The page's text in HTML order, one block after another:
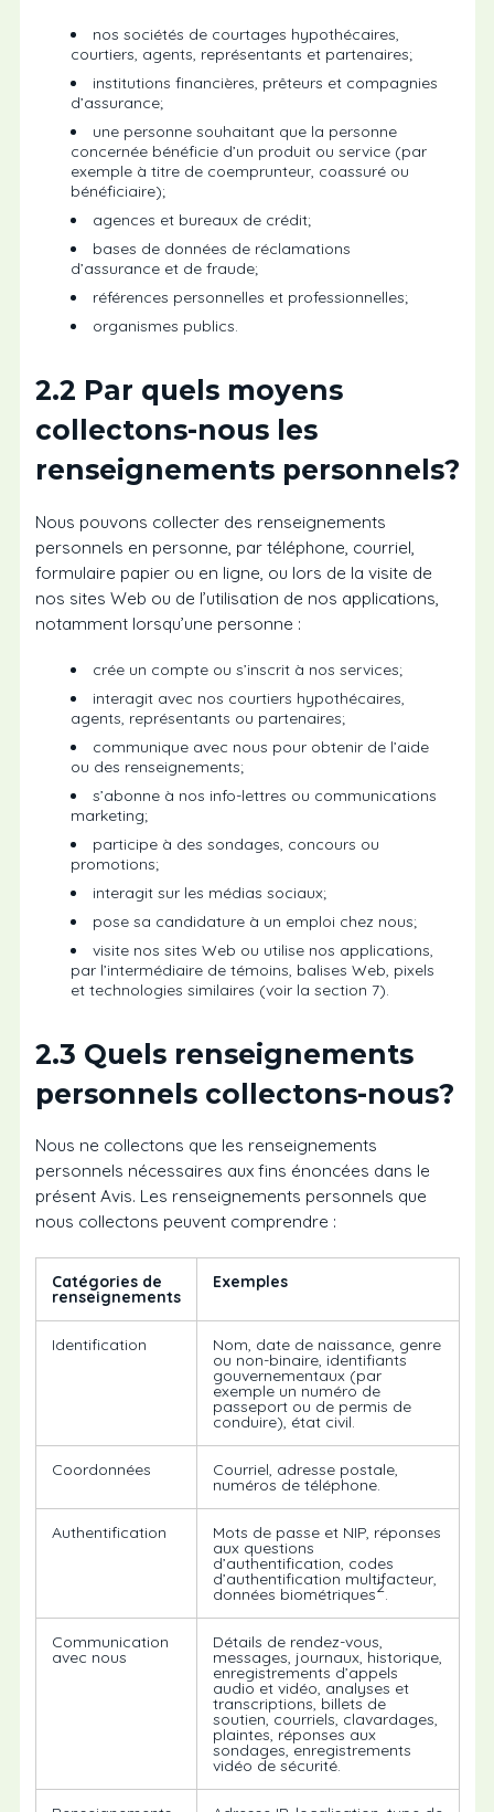
nos sociétés de courtages hypothécaires,
courtiers, agents, représentants et partenaires;
institutions financières, prêteurs et compagnies
d’assurance;
une personne souhaitant que la personne
concernée bénéficie d’un produit ou service (par
exemple à titre de coemprunteur, coassuré ou
bénéficiaire);
agences et bureaux de crédit;
bases de données de réclamations
d’assurance et de fraude;
références personnelles et professionnelles;
organismes publics.
2.2 Par quels moyens
collectons-nous les
renseignements personnels?
Nous pouvons collecter des renseignements
personnels en personne, par téléphone, courriel,
formulaire papier ou en ligne, ou lors de la visite de
nos sites Web ou de l’utilisation de nos applications,
notamment lorsqu’une personne :
crée un compte ou s’inscrit à nos services;
interagit avec nos courtiers hypothécaires,
agents, représentants ou partenaires;
communique avec nous pour obtenir de l’aide
ou des renseignements;
s’abonne à nos info-lettres ou communications
marketing;
participe à des sondages, concours ou
promotions;
interagit sur les médias sociaux;
pose sa candidature à un emploi chez nous;
visite nos sites Web ou utilise nos applications,
par l’intermédiaire de témoins, balises Web, pixels
et technologies similaires (voir la section 7).
2.3 Quels renseignements
personnels collectons-nous?
Nous ne collectons que les renseignements
personnels nécessaires aux fins énoncées dans le
présent Avis. Les renseignements personnels que
nous collectons peuvent comprendre :
Catégories de
renseignements
Exemples
Identification Nom, date de naissance, genre
ou non-binaire, identifiants
gouvernementaux (par
exemple un numéro de
passeport ou de permis de
conduire), état civil.
Coordonnées Courriel, adresse postale,
numéros de téléphone.
Authentification Mots de passe et NIP, réponses
aux questions
d’authentification, codes
d’authentification multifacteur,
données biométriques2.
Communication
avec nous
Détails de rendez-vous,
messages, journaux, historique,
enregistrements d’appels
audio et vidéo, analyses et
transcriptions, billets de
soutien, courriels, clavardages,
plaintes, réponses aux
sondages, enregistrements
vidéo de sécurité.